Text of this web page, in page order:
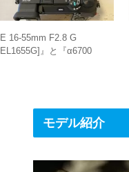
16-55mm F2.8 G
』と『α6700
モデル紹介